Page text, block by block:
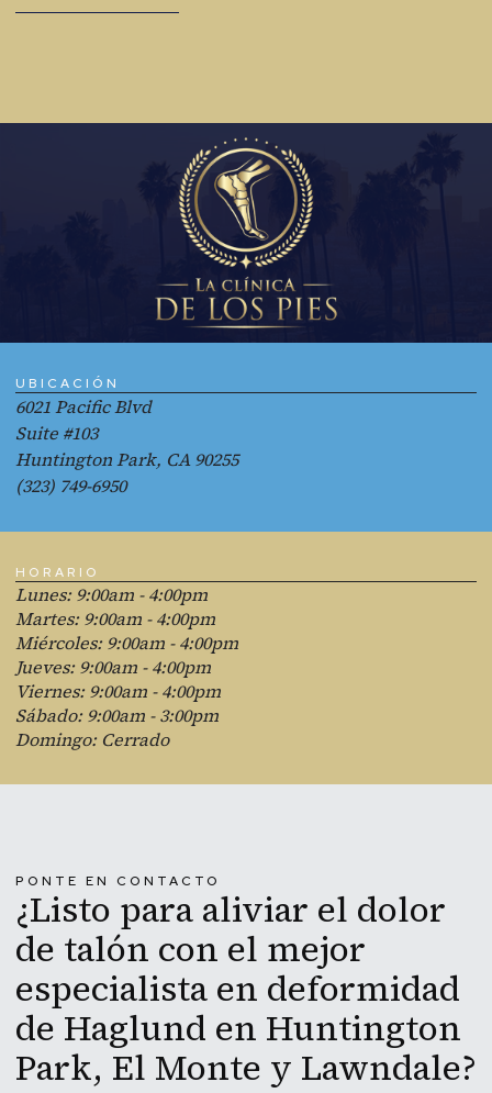
PONTE EN CONTACTO
¿Listo para aliviar el dolor
de talón con el mejor
especialista en deformidad
de Haglund en Huntington
Park, El Monte y Lawndale?
UBICACIÓN
6021 Pacific Blvd
Suite #103
Huntington Park, CA 90255
(323) 749-6950
HORARIO
Lunes: 9:00am - 4:00pm
Martes: 9:00am - 4:00pm
Miércoles: 9:00am - 4:00pm
Jueves: 9:00am - 4:00pm
Viernes: 9:00am - 4:00pm
Sábado: 9:00am - 3:00pm
Domingo: Cerrado